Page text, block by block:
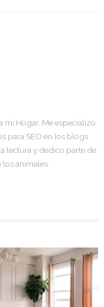
mi Hogar. Me especializo
para SEO en los blogs
lectura y dedico parte de
animales.